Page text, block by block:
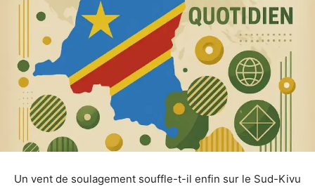
Un vent de soulagement souffle-t-il enfin sur le Sud-Kivu